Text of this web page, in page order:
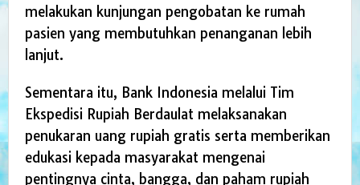
melakukan kunjungan pengobatan ke rumah
pasien yang membutuhkan penanganan lebih
lanjut.
Sementara itu, Bank Indonesia melalui Tim
Ekspedisi Rupiah Berdaulat melaksanakan
penukaran uang rupiah gratis serta memberikan
edukasi kepada masyarakat mengenai
pentingnya cinta, bangga, dan paham rupiah